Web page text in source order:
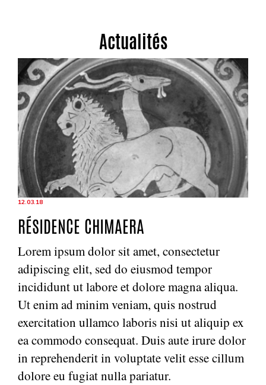
Actualités
12.03.18
RÉSIDENCE CHIMAERA
Lorem ipsum dolor sit amet, consectetur
adipiscing elit, sed do eiusmod tempor
incididunt ut labore et dolore magna aliqua.
Ut enim ad minim veniam, quis nostrud
exercitation ullamco laboris nisi ut aliquip ex
ea commodo consequat. Duis aute irure dolor
in reprehenderit in voluptate velit esse cillum
dolore eu fugiat nulla pariatur.